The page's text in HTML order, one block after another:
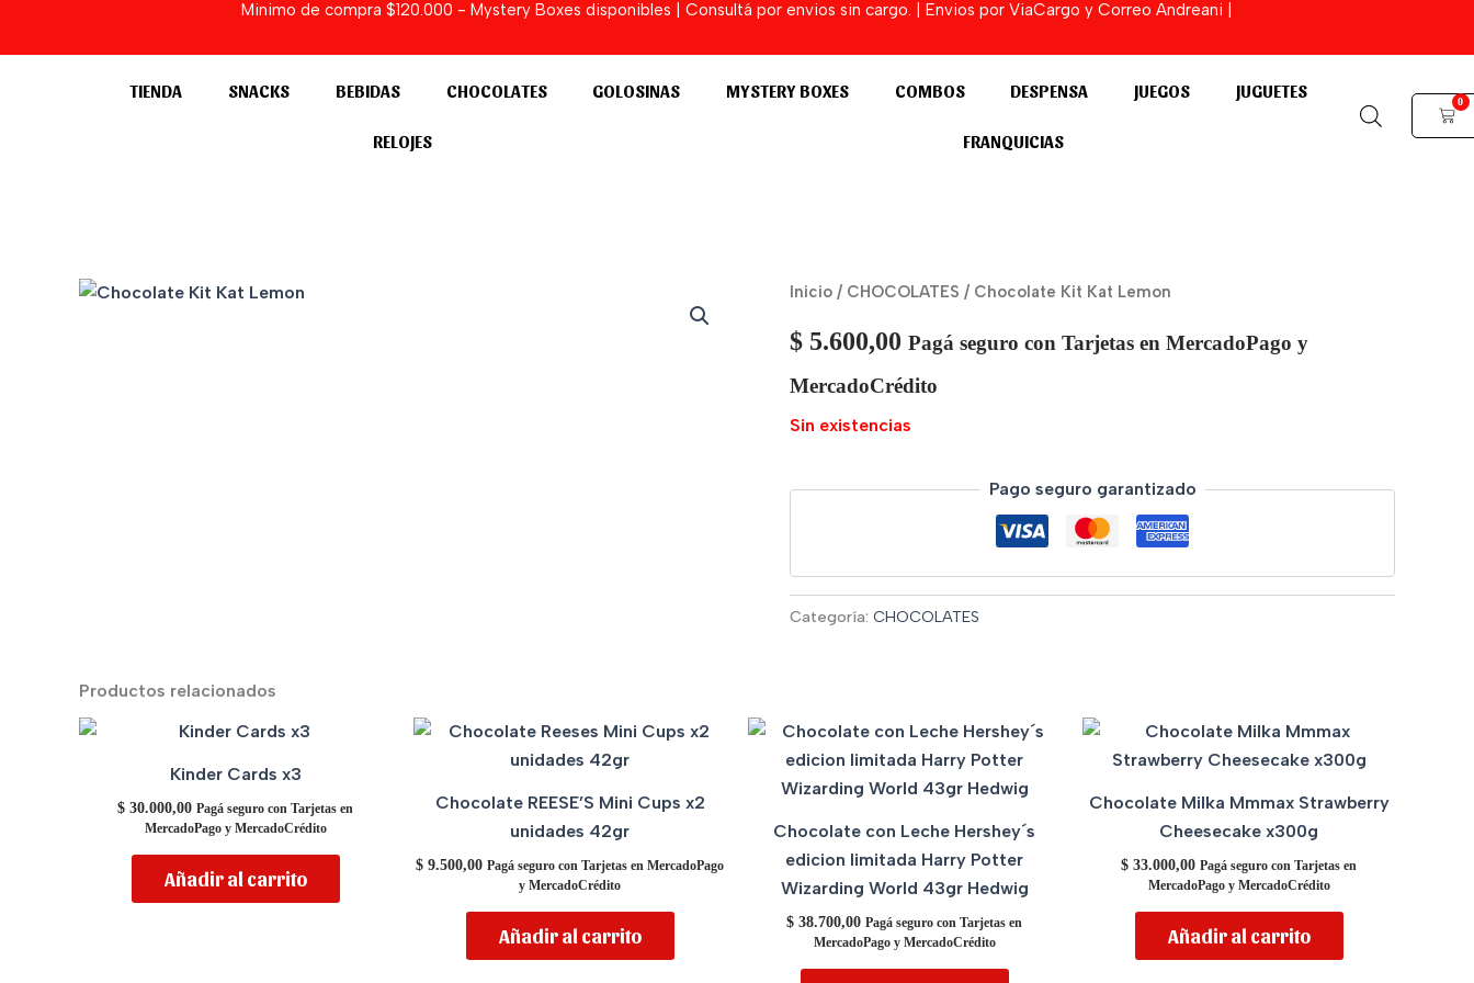
Minimo de compra $120.000 - Mystery Boxes disponibles | Consultá por envios sin cargo. | Envios por ViaCargo y Correo Andreani |
TIENDA SNACKS BEBIDAS CHOCOLATES GOLOSINAS MYSTERY BOXES COMBOS DESPENSA JUEGOS JUGUETES
RELOJES FRANQUICIAS
0
Cart
Inicio / CHOCOLATES / Chocolate Kit Kat Lemon
$ 5.600,00 Pagá seguro con Tarjetas en MercadoPago y
MercadoCrédito
Sin existencias
Pago seguro garantizado
Categoría: CHOCOLATES
Productos relacionados
Kinder Cards x3
$ 30.000,00 Pagá seguro con Tarjetas en
MercadoPago y MercadoCrédito
Añadir al carrito
Chocolate REESE’S Mini Cups x2
unidades 42gr
$ 9.500,00 Pagá seguro con Tarjetas en MercadoPago
y MercadoCrédito
Añadir al carrito
Chocolate con Leche Hershey´s
edicion limitada Harry Potter
Wizarding World 43gr Hedwig
$ 38.700,00 Pagá seguro con Tarjetas en
MercadoPago y MercadoCrédito
Chocolate Milka Mmmax Strawberry
Cheesecake x300g
$ 33.000,00 Pagá seguro con Tarjetas en
MercadoPago y MercadoCrédito
Añadir al carrito